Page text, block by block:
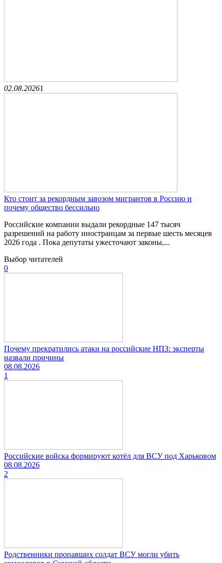
02.08.20261
Кто стоит за рекордным завозом мигрантов в Россию и
почему общество бессильно
Российские компании выдали рекордные 147 тысяч
разрешений на работу иностранцам за первые шесть месяцев
2026 года . Пока депутаты ужесточают законы,...
Выбор читателей
0
Почему прекратились атаки на российские НПЗ: эксперты
назвали причины
08.08.2026
1
Российские войска формируют котёл для ВСУ под Харьковом
08.08.2026
2
Родственники пропавших солдат ВСУ могли убить